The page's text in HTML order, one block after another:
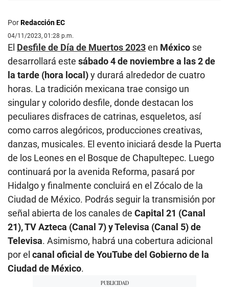
PorRedacción EC
04/11/2023, 01:28 p.m.
El Desfile de Día de Muertos 2023en México se
desarrollará este sábado 4 de noviembre a las 2 de
la tarde (hora local)y durará alrededor de cuatro
horas. La tradición mexicana trae consigo un
singular y colorido desfile, donde destacan los
peculiares disfraces de catrinas, esqueletos, así
como carros alegóricos, producciones creativas,
danzas, musicales. El evento iniciará desde la Puerta
de los Leones en el Bosque de Chapultepec. Luego
continuará por la avenida Reforma, pasará por
Hidalgo y finalmente concluirá en el Zócalo de la
Ciudad de México. Podrás seguir la transmisión por
señal abierta de los canales de Capital 21 (Canal
21), TV Azteca (Canal 7) y Televisa (Canal 5) de
Televisa. Asimismo, habrá una cobertura adicional
por el canal oficial de YouTube del Gobierno de la
Ciudad de México.